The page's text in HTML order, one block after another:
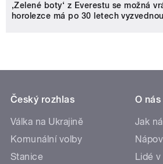
‚Zelené boty‘ z Everestu se možná
horolezce má po 30 letech
Český rozhlas
Válka na Ukrajině
Komunální volby
Stanice
O nás
Jak
Lidé v